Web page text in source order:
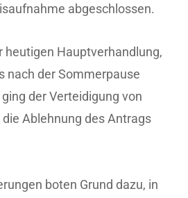
abgeschlossen.
heutigen Hauptverhandlung,
nach der Sommerpause
der Verteidigung von
die Ablehnung des Antrags
boten Grund dazu, in